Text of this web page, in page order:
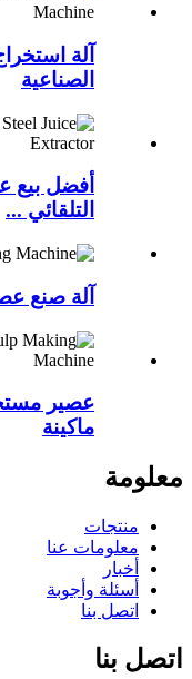
آلة
الصناعية
أفضل بيع
التلقائي ...
آلة صنع
عصير
ماكينة
معلومة
منتجات
معلومات عنا
أخبار
أسئلة وأجوبة
اتصل بنا
اتصل بنا